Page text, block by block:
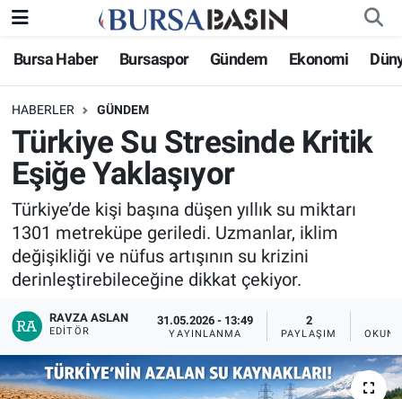
Bursa Haber Bursaspor Gündem Ekonomi
HABERLER GÜNDEM
Türkiye Su Stresinde Kritik
Eşiğe Yaklaşıyor
Türkiye’de kişi başına düşen yıllık su miktarı
1301 metreküpe geriledi. Uzmanlar, iklim
değişikliği ve nüfus artışının su krizini
derinleştirebileceğine dikkat çekiyor.
RAVZA ASLAN
EDITÖR
31.05.2026 - 13:49
YAYINLANMA
2
PAYLAŞIM
Bursa Haber
Genel
Politika
Bilim, Teknoloji
KÜLTÜR-SANAT
Gündem
Bursa Nöbetçi Eczaneler
Bursa Hava Durumu
Bursa Namaz Vakitleri
Bursa Trafik Yoğunluk Haritası
Süper Lig Puan Durumu ve Fikstür
Haber Arşivi